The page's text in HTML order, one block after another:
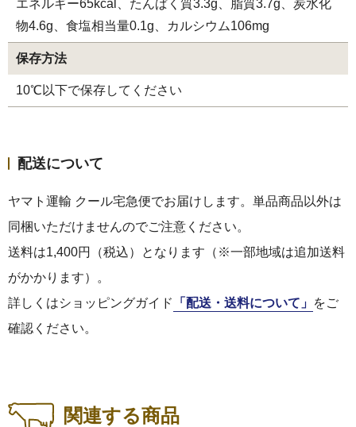
エネルギー65kcal、たんぱく質3.3g、脂質3.7g、炭水化
物4.6g、食塩相当量0.1g、カルシウム106mg
保存方法
10℃以下で保存してください
配送について
ヤマト運輸 クール宅急便でお届けします。単品商品以外は
同梱いただけませんのでご注意ください。
送料は1,400円（税込）となります（※一部地域は追加送料
がかかります）。
詳しくはショッピングガイド
「配送・送料について」 をご
確認ください。
関連する商品